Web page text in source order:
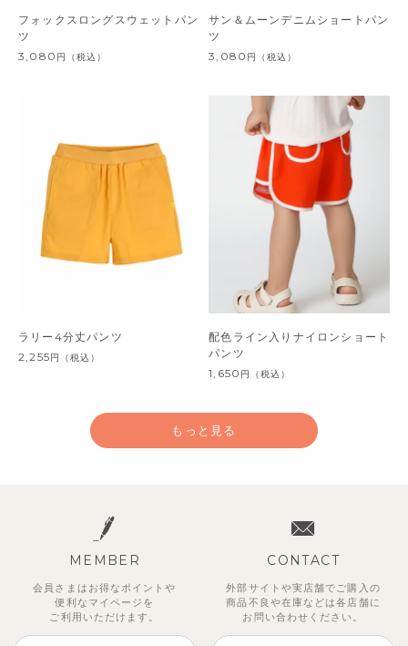
フォックスロングスウェットパン
ツ
3,080 円 （税込）
サン＆ムーンデニムショートパン
ツ
3,080 円 （税込）
ラリー4分丈パンツ
2,255円 （税込）
配色ライン入りナイロンショート
パンツ
1,650 円 （税込）
もっと見る
MEMBER
会員さまはお得なポイントや
便利な マイページを
ご利用いただけます。
CONTACT
外部サイトや実店舗でご購入の
商品不良や在庫などは各店舗に
お問い合わせください。